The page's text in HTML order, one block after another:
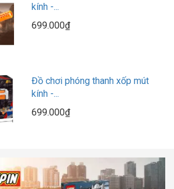
kính -...
699.000₫
Đồ chơi phóng thanh xốp mút
kính -...
699.000₫